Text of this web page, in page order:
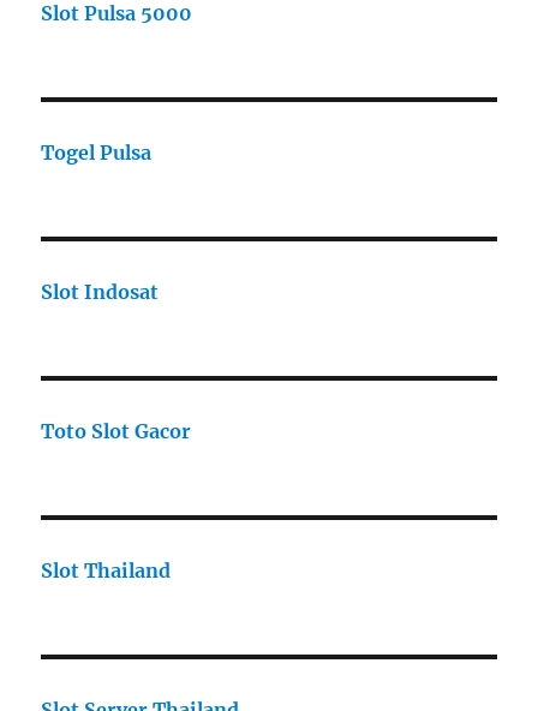
Slot Pulsa 5000
Togel Pulsa
Slot Indosat
Toto Slot Gacor
Slot Thailand